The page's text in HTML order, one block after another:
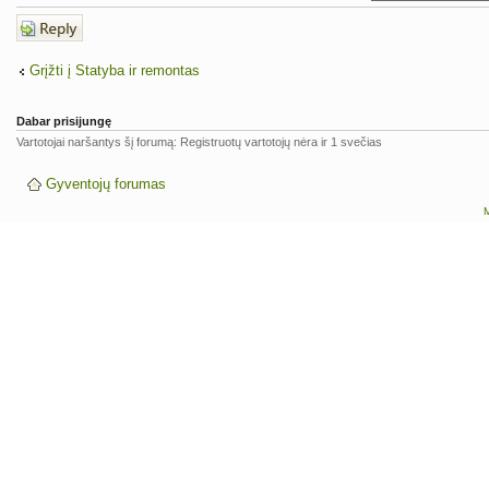
Atsakymo
rašymas
Grįžti į Statyba ir remontas
Dabar prisijungę
Vartotojai naršantys šį forumą: Registruotų vartotojų nėra ir 1 svečias
Gyventojų forumas